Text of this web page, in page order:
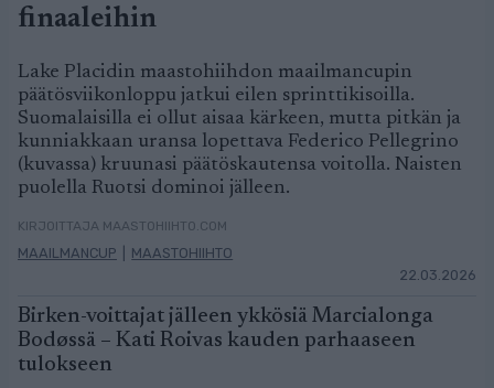
finaaleihin
Lake Placidin maastohiihdon maailmancupin
päätösviikonloppu jatkui eilen sprinttikisoilla.
Suomalaisilla ei ollut aisaa kärkeen, mutta pitkän ja
kunniakkaan uransa lopettava Federico Pellegrino
(kuvassa) kruunasi päätöskautensa voitolla. Naisten
puolella Ruotsi dominoi jälleen.
KIRJOITTAJA MAASTOHIIHTO.COM
MAAILMANCUP
MAASTOHIIHTO
22.03.2026
Birken-voittajat jälleen ykkösiä Marcialonga
Bodøssä – Kati Roivas kauden parhaaseen
tulokseen